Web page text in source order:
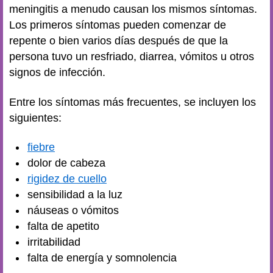
meningitis a menudo causan los mismos síntomas.
Los primeros síntomas pueden comenzar de
repente o bien varios días después de que la
persona tuvo un resfriado, diarrea, vómitos u otros
signos de infección.
Entre los síntomas más frecuentes, se incluyen los
siguientes:
fiebre
dolor de cabeza
rigidez de cuello
sensibilidad a la luz
náuseas o vómitos
falta de apetito
irritabilidad
falta de energía y somnolencia